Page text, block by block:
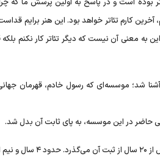
بوده است و در پاسخ به اولین پرسش ما که
کارم تئاتر خواهد بود. این هنر برایم
به معنی آن نیست که دیگر تئاتر کار نکنم
شد؛ موسسه‌ای که رسول خادم، قهرمان
حاضر در این موسسه، به پای ثابت آن بدل شد.
روایت این آشنایی و همکاری را از زبان او می‌خوانیم: «آقای خادم مدیر مسئول این